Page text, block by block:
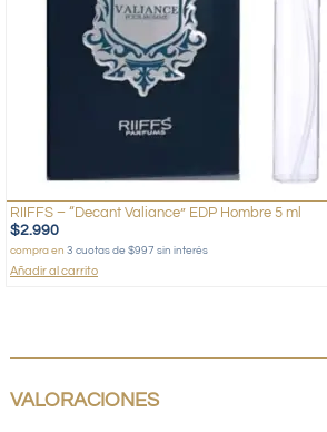
RIIFFS – “Decant Valiance” EDP Hombre 5 ml
$2.990
compra en 3 cuotas de $997 sin interés
Añadir al carrito
VALORACIONES